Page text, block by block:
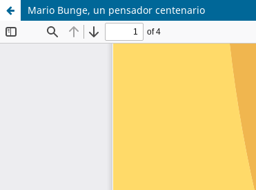
Mario Bunge, un pensador centenario